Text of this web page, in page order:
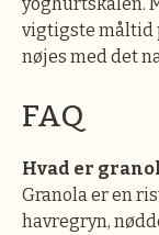
vigtigste måltid
nøjes med det
FAQ
Hvad er
Granola er en
havregryn,